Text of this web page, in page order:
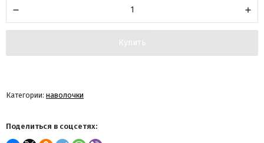
Купить
Категории: наволочки
Поделиться в соцсетях: